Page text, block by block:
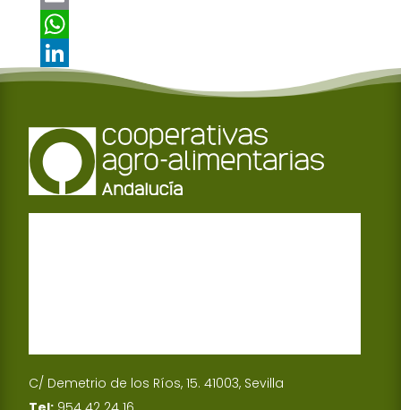
Email
WhatsApp
LinkedIn
C/ Demetrio de los Ríos, 15. 41003, Sevilla